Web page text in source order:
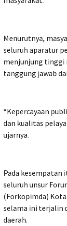
Menurutnya,
seluruh aparatur
menjunjung
tanggung jawab
“Kepercayaan
dan kualitas
ujarnya.
Pada kesempatan
seluruh unsur
(Forkopimda)
selama ini terjalin
daerah.